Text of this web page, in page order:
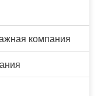
компания